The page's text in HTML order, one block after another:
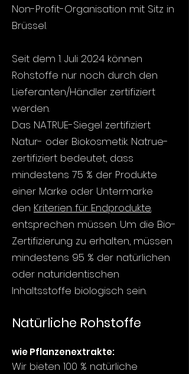
Non-Profit-Organisation mit Sitz in
Brüssel.
Seit dem 1. Juli 2024 können
Rohstoffe nur noch durch den
Lieferanten/Händler zertifiziert
werden.
Das NATRUE-Siegel zertifiziert
Natur- oder Biokosmetik. Natrue-
zertifiziert bedeutet, dass
mindestens 75 % der Produkte
einer Marke oder Untermarke
den Kriterien für Endprodukte.
entsprechen müssen. Um die Bio-
Zertifizierung zu erhalten, müssen
mindestens 95 % der natürlichen
oder naturidentischen
Inhaltsstoffe biologisch sein.
Natürliche Rohstoffe
wie Pflanzenextrakte:
Wir bieten 100 % natürliche